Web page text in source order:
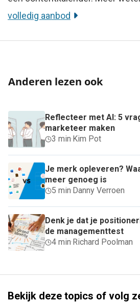
volledig aanbod
Anderen lezen ook
Reflecteer met AI: 5
marketeer maken
3 min· Kim Pot
Je merk opleveren?
meer genoeg is
5 min· Danny Verroen
Denk je dat je
de managementtest
4 min· Richard Poolman
Bekijk deze topics of volg